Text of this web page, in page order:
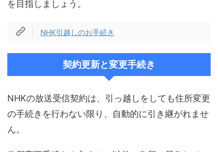
を目指しましょう。
NHK引越しのお手続き
契約更新と変更手続き
NHKの放送受信契約は、引っ越しをしても住所変更
の手続きを行わない限り、自動的に引き継がれませ
ん。